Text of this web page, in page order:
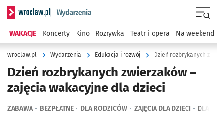
Serwis informacyjny wroclaw.pl podserwis: Wydarzenia
WAKACJE Koncerty Kino Rozrywka Teatr i opera Na weekend
wroclaw.pl Wydarzenia Edukacja i rozwój Dzień rozbrykanych
Dzień rozbrykanych zwierzaków –
zajęcia wakacyjne dla dzieci
ZABAWA BEZPŁATNE DLA RODZICÓW ZAJĘCIA DLA DZIECI DLA